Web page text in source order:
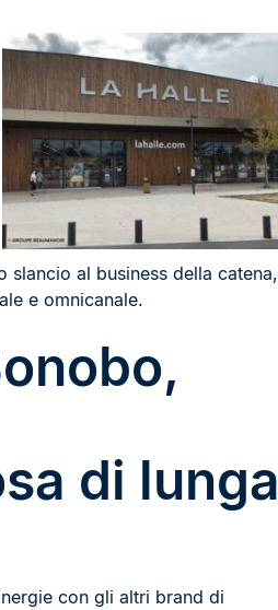
slancio al business della catena,
e omnicanale.
di lunga
con gli altri brand di